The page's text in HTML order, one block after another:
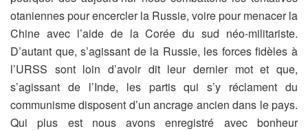
otaniennes pour encercler la Russie, voire pour menacer la
Chine avec l’aide de la Corée du sud néo-militariste.
D’autant que, s’agissant de la Russie, les forces fidèles à
l’URSS sont loin d’avoir dit leur dernier mot et que,
s’agissant de l’Inde, les partis qui s’y réclament du
communisme disposent d’un ancrage ancien dans le pays.
Qui plus est nous avons enregistré avec bonheur